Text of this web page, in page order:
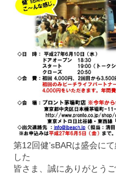
第12回健’sBARは盛会に
した
皆さま、誠にありがとうご